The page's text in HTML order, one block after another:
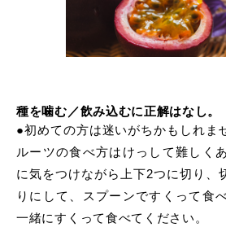
種を噛む／飲み込むに正解はなし。
●初めての方は迷いがちかもしれま
ルーツの食べ方はけっして難しく
に気をつけながら上下2つに切り、
りにして、スプーンですくって食
一緒にすくって食べてください。